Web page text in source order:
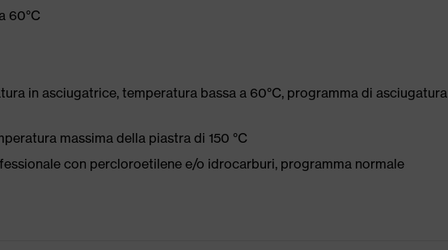
60°C
in asciugatrice, temperatura bassa a 60°C, programma di asciugatura
massima della piastra di 150 °C
con percloroetilene e/o idrocarburi, programma normale